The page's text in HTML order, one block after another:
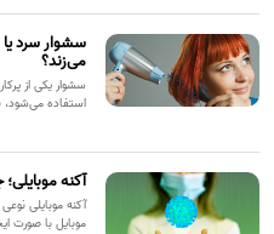
سشوار سرد
می‌زند؟
سشوار یکی از
استفاده
آکنه
آکنه موبایلی
موبایل با صورت